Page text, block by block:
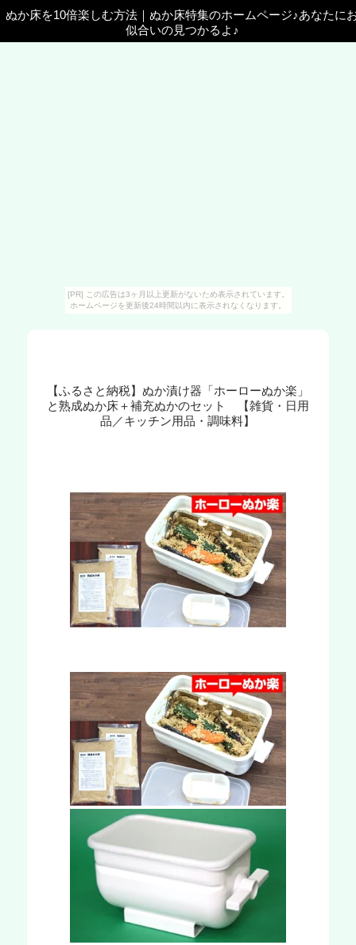
[PR] この広告は3ヶ月以上更新がないため表示されています。
ホームページを更新後24時間以内に表示されなくなります。
ぬか床を10倍楽しむ方法 ｜ ぬか床特集のホームページ♪あなたに
似合いの見つかるよ♪
【ふるさと納税】ぬか漬け器「ホーローぬか楽」
と熟成ぬか床＋補充ぬかのセット 【雑貨・日用
品／キッチン用品・調味料】